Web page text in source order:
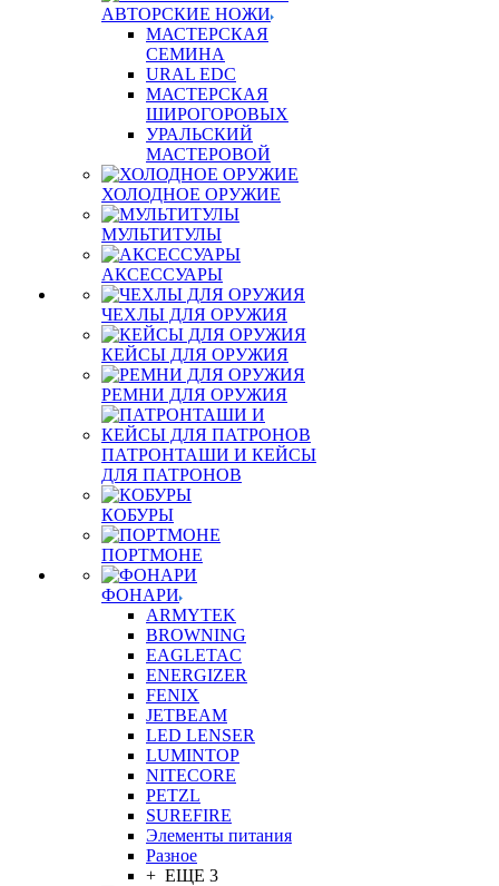
АВТОРСКИЕ НОЖИ
МАСТЕРСКАЯ
СЕМИНА
URAL EDC
МАСТЕРСКАЯ
ШИРОГОРОВЫХ
УРАЛЬСКИЙ
МАСТЕРОВОЙ
ХОЛОДНОЕ ОРУЖИЕ
МУЛЬТИТУЛЫ
АКСЕССУАРЫ
ЧЕХЛЫ ДЛЯ ОРУЖИЯ
КЕЙСЫ ДЛЯ ОРУЖИЯ
РЕМНИ ДЛЯ ОРУЖИЯ
ПАТРОНТАШИ И КЕЙСЫ
ДЛЯ ПАТРОНОВ
КОБУРЫ
ПОРТМОНЕ
ФОНАРИ
ARMYTEK
BROWNING
EAGLETAC
ENERGIZER
FENIX
JETBEAM
LED LENSER
LUMINTOP
NITECORE
PETZL
SUREFIRE
Элементы питания
Разное
+ ЕЩЕ 3